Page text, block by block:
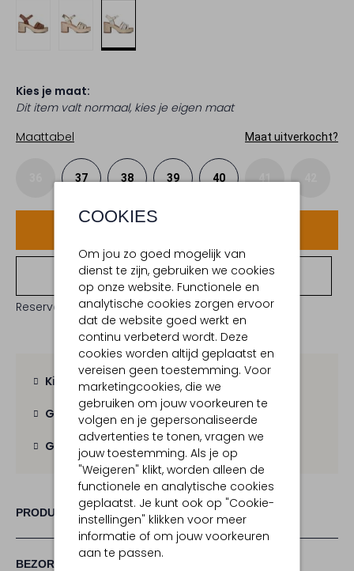
COOKIES
Om jou zo goed mogelijk van
dienst te zijn, gebruiken we cookies
op onze website. Functionele en
analytische cookies zorgen ervoor
dat de website goed werkt en
continu verbeterd wordt. Deze
cookies worden altijd geplaatst en
vereisen geen toestemming. Voor
marketingcookies, die we
gebruiken om jouw voorkeuren te
volgen en je gepersonaliseerde
advertenties te tonen, vragen we
jouw toestemming. Als je op
"Weigeren" klikt, worden alleen de
functionele en analytische cookies
geplaatst. Je kunt ook op "Cookie-
instellingen" klikken voor meer
informatie of om jouw voorkeuren
aan te passen.
Kies je maat:
Dit item valt normaal, kies je eigen maat
Maattabel
Maat uitverkocht?
37 38 39 40 41
Bekijk winkelvoorraad
Reserveer direct in een van onze 19 boutiques
Kies zelf je bezorgmoment
Gratis verzending vanaf € 100,-
Gratis retour binnen 30 dagen
PRODUCT INFORMATIE
BEZORGEN & RETOURNEREN